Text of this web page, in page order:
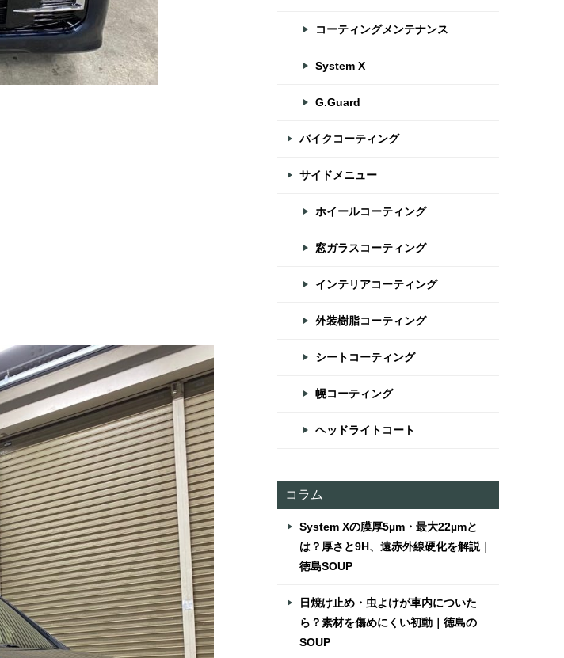
コーティングメンテナンス
System X
G.Guard
バイクコーティング
サイドメニュー
ホイールコーティング
窓ガラスコーティング
インテリアコーティング
外装樹脂コーティング
シートコーティング
幌コーティング
ヘッドライトコート
コラム
System Xの膜厚5µm・最大22µmと
は？厚さと9H、遠赤外線硬化を解説｜
徳島SOUP
日焼け止め・虫よけが車内についた
ら？素材を傷めにくい初動｜徳島の
SOUP